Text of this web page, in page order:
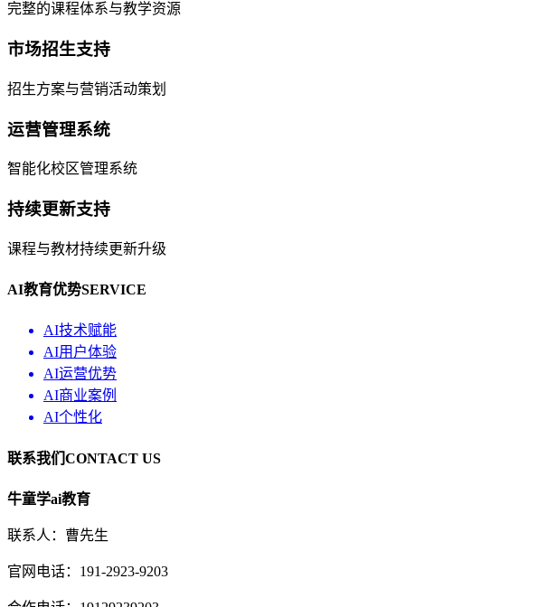
完整的课程体系与教学资源
市场招生支持
招生方案与营销活动策划
运营管理系统
智能化校区管理系统
持续更新支持
课程与教材持续更新升级
AI教育优势SERVICE
AI技术赋能
AI用户体验
AI运营优势
AI商业案例
AI个性化
联系我们 CONTACT US
牛童学ai教育
联系人：曹先生
官网电话：191-2923-9203